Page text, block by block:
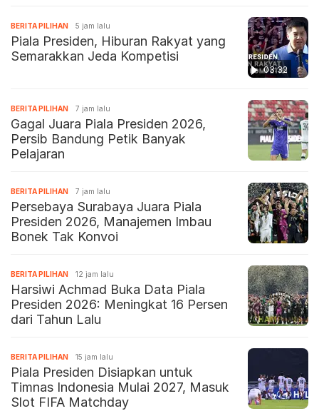
03:32
BERITA PILIHAN 5 jam lalu
Piala Presiden, Hiburan Rakyat yang
Semarakkan Jeda Kompetisi
BERITA PILIHAN 7 jam lalu
Gagal Juara Piala Presiden 2026,
Persib Bandung Petik Banyak
Pelajaran
BERITA PILIHAN 7 jam lalu
Persebaya Surabaya Juara Piala
Presiden 2026, Manajemen Imbau
Bonek Tak Konvoi
BERITA PILIHAN 12 jam lalu
Harsiwi Achmad Buka Data Piala
Presiden 2026: Meningkat 16 Persen
dari Tahun Lalu
BERITA PILIHAN 15 jam lalu
Piala Presiden Disiapkan untuk
Timnas Indonesia Mulai 2027, Masuk
Slot FIFA Matchday